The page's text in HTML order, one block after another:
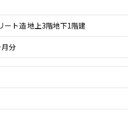
ート造 地上3階地下1階建
分